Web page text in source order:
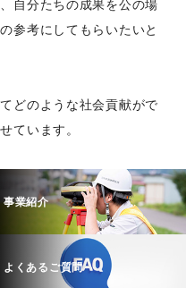
自分たちの成果を公の場
参考にしてもらいたいと
どのような社会貢献がで
ています。
事業紹介
よくあるご質問